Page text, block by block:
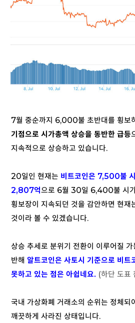
7월 중순까지 6,000불 초반대를 횡보
기점으로 시가총액 상승을 동반한 급등
지속적으로 상승하고 있습니다.
20일인 현재는 비트코인은 7,500불
2,807억으로 6월 30일 6,400불 시
횡보장이 지속되던 것을 감안하면 현재
것이라 볼 수 있겠습니다.
상승 추세로 분위기 전환이 이루어질
반해 알트코인은 사토시 기준으로 비트
못하고 있는 점은 아쉽네요. (하단 도표
국내 가상화폐 거래소의 순위는 정체되
깨끗하게 사라진 상태입니다.